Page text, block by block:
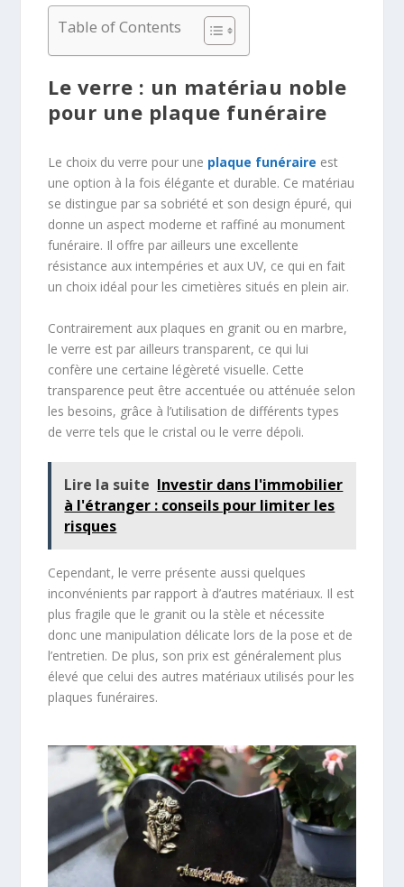
Table of Contents
Le verre : un matériau noble
pour une plaque funéraire
Le choix du verre pour une plaque funéraire est
une option à la fois élégante et durable. Ce matériau
se distingue par sa sobriété et son design épuré, qui
donne un aspect moderne et raffiné au monument
funéraire. Il offre par ailleurs une excellente
résistance aux intempéries et aux UV, ce qui en fait
un choix idéal pour les cimetières situés en plein air.
Contrairement aux plaques en granit ou en marbre,
le verre est par ailleurs transparent, ce qui lui
confère une certaine légèreté visuelle. Cette
transparence peut être accentuée ou atténuée selon
les besoins, grâce à l’utilisation de différents types
de verre tels que le cristal ou le verre dépoli.
Lire la suite Investir dans l'immobilier
à l'étranger : conseils pour limiter les
risques
Cependant, le verre présente aussi quelques
inconvénients par rapport à d’autres matériaux. Il est
plus fragile que le granit ou la stèle et nécessite
donc une manipulation délicate lors de la pose et de
l’entretien. De plus, son prix est généralement plus
élevé que celui des autres matériaux utilisés pour les
plaques funéraires.